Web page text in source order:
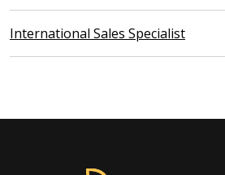
International Sales Specialist